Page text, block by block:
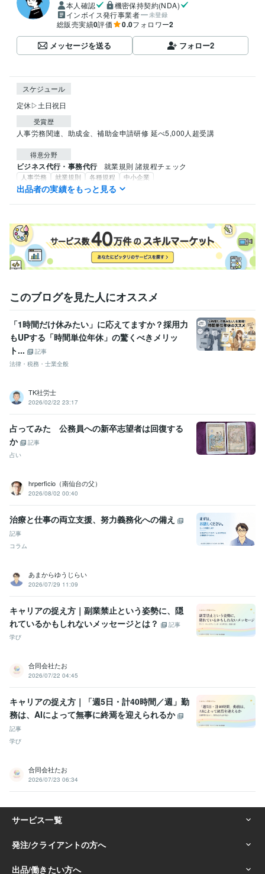
本人確認
機密保持契約(NDA)
インボイス発行事業者
未登録
総販売実績0評価 0.0フォロワー2
メッセージを送る フォロー2
スケジュール
定休▷土日祝日
受賞歴
人事労務関連、助成金、補助金申請研修 延べ5,000人超受講
得意分野
ビジネス代行・事務代行 就業規則 諸規程チェック
人事労務 就業規則 各種規程 中小企業
ビジネス代行・事務代行 各種 契約書チェック
出品者の実績をもっと見る
このブログを見た人にオススメ
「1時間だけ休みたい」に応えてますか？採用力
もUPする「時間単位年休」の驚くべきメリッ
ト...
記事
法律・税務・士業全般
TK社労士
2026/02/22 23:17
占ってみた 公務員への新卒志望者は回復する
か
記事
占い
hrperficio（南仙台の父）
2026/08/02 00:40
治療と仕事の両立支援、努力義務化への備え
記事
コラム
あまからゆうじらい
2026/07/29 11:09
キャリアの捉え方｜副業禁止という姿勢に、隠
れているかもしれないメッセージとは？
記事
学び
合同会社たお
2026/07/22 04:45
キャリアの捉え方｜「週5日・計40時間／週」勤
務は、AIによって無事に終焉を迎えられるか
記事
学び
合同会社たお
2026/07/23 06:34